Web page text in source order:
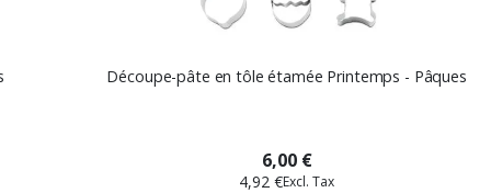
Découpe-pâte en tôle étamée Printemps - Pâques
6,00 €
4,92 €